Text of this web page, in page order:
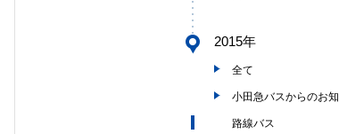
2015年
全て
小田急バスからのお
路線バス